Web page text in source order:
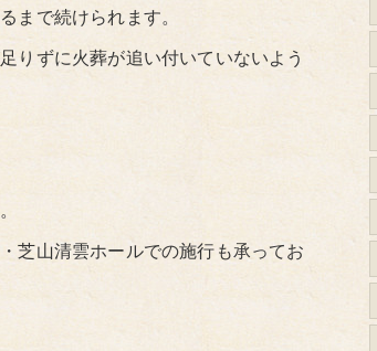
まで続けられます。
りずに火葬が追い付いていないよう
芝山清雲ホールでの施行も承ってお